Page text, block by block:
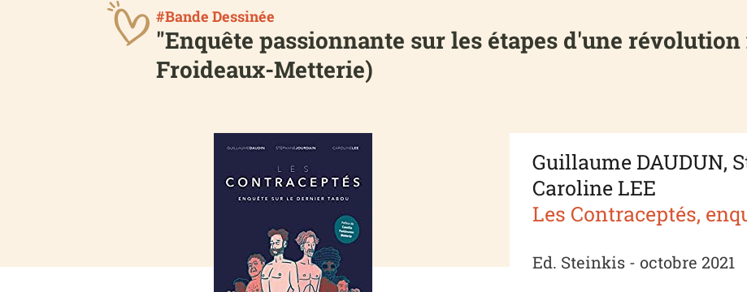
#Bande Dessinée
"Enquête passionnante sur les étapes d'une
Froideaux-Metterie)
Guillaume DAUDUN,
Caroline LEE
Les Contraceptés,
Ed. Steinkis - octobre 2021